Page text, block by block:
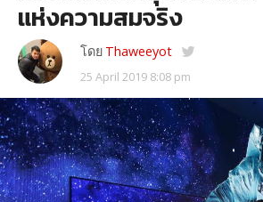
แห่งความสมจริง
โดย Thaweeyot
25 April 2019 8:08 pm